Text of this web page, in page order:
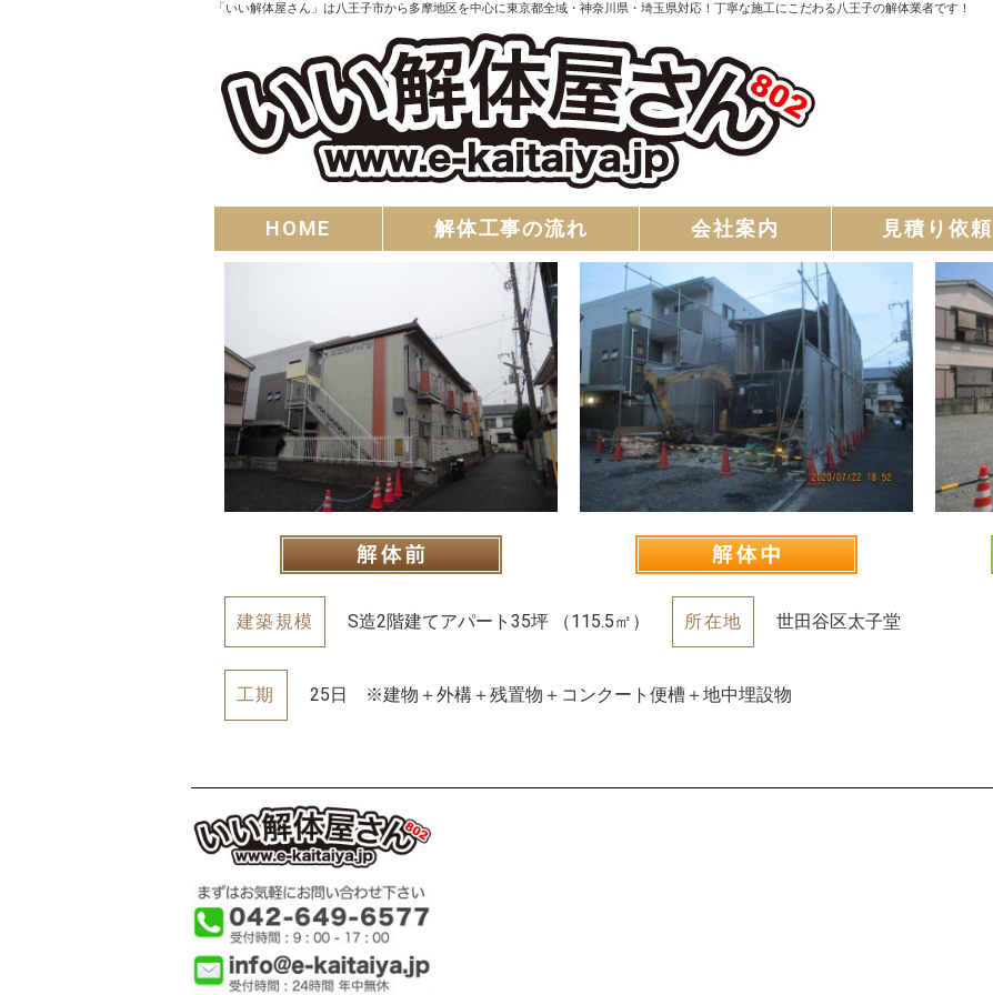
「いい解体屋さん」は八王子市から多摩地区を中心に東京都全域・神奈川県・埼玉県対応！丁寧な施工にこだわる八王子の解体業者です！
HOME 解体工事の流れ 会社案内 見積り依頼
建築規模 S造2階建てアパート35坪 （115.5㎡） 所在地 世田谷区太子堂
工期 25日 ※建物＋外構＋残置物＋コンクート便槽＋地中埋設物